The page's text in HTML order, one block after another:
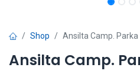
Shop Ansilta Camp. Parka
Ansilta Camp.